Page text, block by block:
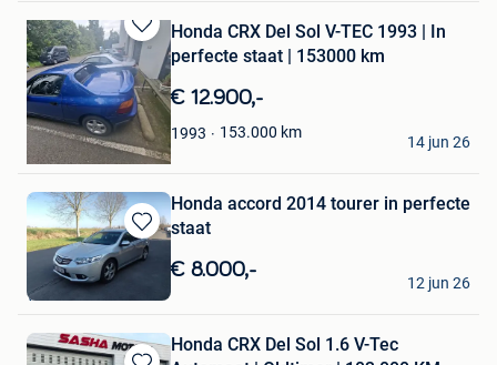
Bewaren
in
Mijn
Favorieten
Honda CRX Del Sol V-TEC 1993 | In
perfecte staat | 153000 km
€ 12.900,-
1993 153.000 km
Nuga Best
Duffel
14 jun 26
Bewaren
in
Mijn
Favorieten
Honda accord 2014 tourer in perfecte
staat
€ 8.000,-
antiekquita
Wervik
12 jun 26
Honda CRX Del Sol 1.6 V-Tec